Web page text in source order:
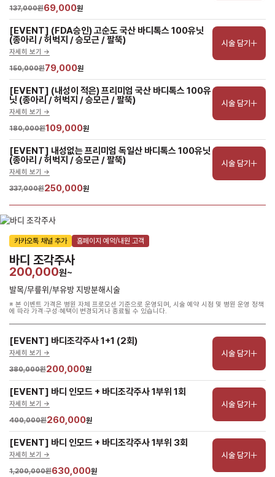
137,000원69,000원
[EVENT] (FDA승인) 고순도 국산 바디톡스 100유닛
(종아리 / 허벅지 / 승모근 / 팔뚝)
자세히 보기 ->
150,000원79,000원
시술 담기
[EVENT] (내성이 적은) 프리미엄 국산 바디톡스 100유
닛 (종아리 / 허벅지 / 승모근 / 팔뚝)
자세히 보기 ->
180,000원109,000원
시술 담기
[EVENT] 내성없는 프리미엄 독일산 바디톡스 100유닛
(종아리 / 허벅지 / 승모근 / 팔뚝)
자세히 보기 ->
337,000원250,000원
시술 담기
카카오톡 채널 추가 홈페이지 예약/내원 고객
바디 조각주사
200,000원~
발목/무릎위/부유방 지방분해시술
※ 본 이벤트 가격은 병원 자체 프로모션 기준으로 운영되며, 시술 예약 시점 및 병원 운영 정책
에 따라 가격·구성·혜택이 변경되거나 종료될 수 있습니다.
[EVENT] 바디조각주사 1+1 (2회)
자세히 보기 ->
380,000원200,000원
시술 담기
[EVENT] 바디 인모드 + 바디조각주사 1부위 1회
자세히 보기 ->
400,000원260,000원
시술 담기
[EVENT] 바디 인모드 + 바디조각주사 1부위 3회
자세히 보기 ->
1,200,000원630,000원
시술 담기